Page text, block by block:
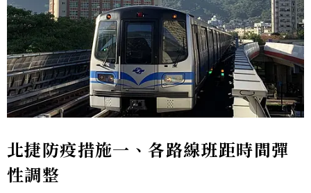
北捷防疫措施一、各路線班距時間彈
性調整